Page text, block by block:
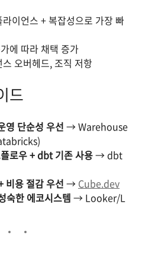
라이언스 + 복잡성으로 가장 빠
에 따라 채택 증가
오버헤드, 조직 저항
드
영 단순성 우선 → Warehouse
로우 + dbt 기존 사용→ dbt
비용 절감 우선 → Cube.dev
숙한 에코시스템 → Looker/L